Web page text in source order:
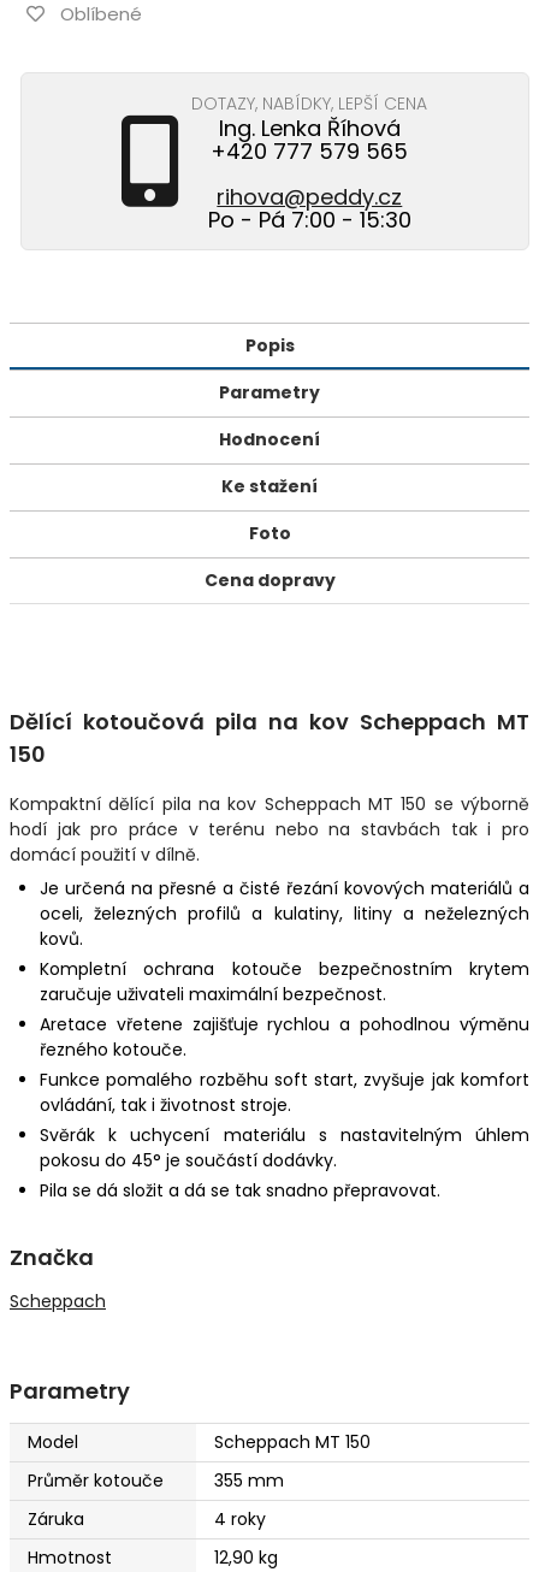
Oblíbené
DOTAZY, NABÍDKY, LEPŠÍ CENA
Ing. Lenka Říhová
+420 777 579 565
rihova@peddy.cz
Po - Pá 7:00 - 15:30
Popis
Parametry
Hodnocení
Ke stažení
Foto
Cena dopravy
Dělící kotoučová pila na kov Scheppach MT
150
Kompaktní dělící pila na kov Scheppach MT 150 se výborně
hodí jak pro práce v terénu nebo na stavbách tak i pro
domácí použití v dílně.
Je určená na přesné a čisté řezání kovových materiálů a
oceli, železných profilů a kulatiny, litiny a neželezných
kovů.
Kompletní ochrana kotouče bezpečnostním krytem
zaručuje uživateli maximální bezpečnost.
Aretace vřetene zajišťuje rychlou a pohodlnou výměnu
řezného kotouče.
Funkce pomalého rozběhu soft start, zvyšuje jak komfort
ovládání, tak i životnost stroje.
Svěrák k uchycení materiálu s nastavitelným úhlem
pokosu do 45° je součástí dodávky.
Pila se dá složit a dá se tak snadno přepravovat.
Značka
Scheppach
Parametry
Model
Scheppach MT 150
Průměr kotouče
355 mm
Záruka
4 roky
Hmotnost
12,90 kg